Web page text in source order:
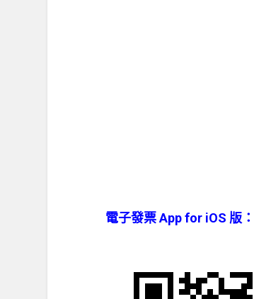
電子發票 App for iOS 版：